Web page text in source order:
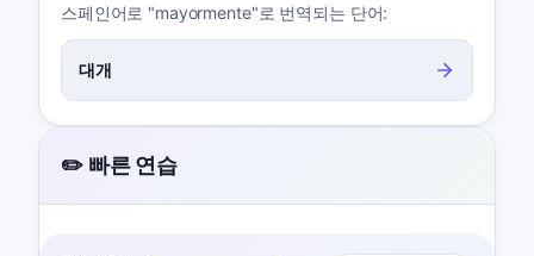
스페인어로 "mayormente"로 번역되는 단어:
대개
✏️ 빠른 연습